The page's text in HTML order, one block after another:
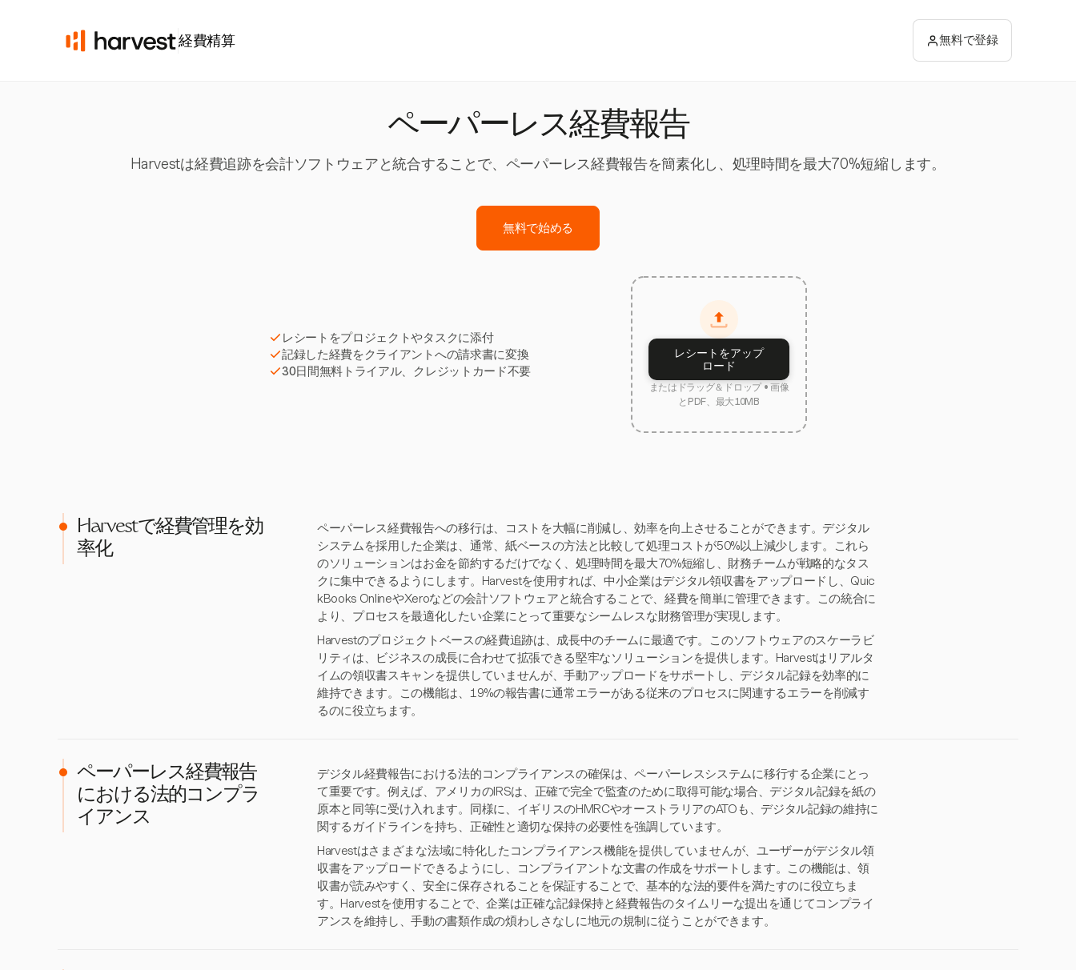
経費精算 無料で登録
ペーパーレス経費報告
Harvestは経費追跡を会計ソフトウェアと統合することで、ペーパーレス経費報告を簡素化し、処理時間を最大70%短縮します。
無料で始める
レシートをプロジェクトやタスクに添付
記録した経費をクライアントへの請求書に変換
30日間無料トライアル、クレジットカード不要
レシートをアップ
ロード
またはドラッグ＆ドロップ • 画像
とPDF、最大10MB
Harvestで経費管理を効
率化
ペーパーレス経費報告への移行は、コストを大幅に削減し、効率を向上させることができます。デジタル
システムを採用した企業は、通常、紙ベースの方法と比較して処理コストが50%以上減少します。これら
のソリューションはお金を節約するだけでなく、処理時間を最大70%短縮し、財務チームが戦略的なタス
クに集中できるようにします。Harvestを使用すれば、中小企業はデジタル領収書をアップロードし、Quic
kBooks OnlineやXeroなどの会計ソフトウェアと統合することで、経費を簡単に管理できます。この統合に
より、プロセスを最適化したい企業にとって重要なシームレスな財務管理が実現します。
Harvestのプロジェクトベースの経費追跡は、成長中のチームに最適です。このソフトウェアのスケーラビ
リティは、ビジネスの成長に合わせて拡張できる堅牢なソリューションを提供します。Harvestはリアルタ
イムの領収書スキャンを提供していませんが、手動アップロードをサポートし、デジタル記録を効率的に
維持できます。この機能は、19%の報告書に通常エラーがある従来のプロセスに関連するエラーを削減す
るのに役立ちます。
ペーパーレス経費報告
における法的コンプラ
イアンス
デジタル経費報告における法的コンプライアンスの確保は、ペーパーレスシステムに移行する企業にとっ
て重要です。例えば、アメリカのIRSは、正確で完全で監査のために取得可能な場合、デジタル記録を紙の
原本と同等に受け入れます。同様に、イギリスのHMRCやオーストラリアのATOも、デジタル記録の維持に
関するガイドラインを持ち、正確性と適切な保持の必要性を強調しています。
Harvestはさまざまな法域に特化したコンプライアンス機能を提供していませんが、ユーザーがデジタル領
収書をアップロードできるようにし、コンプライアントな文書の作成をサポートします。この機能は、領
収書が読みやすく、安全に保存されることを保証することで、基本的な法的要件を満たすのに役立ちま
す。Harvestを使用することで、企業は正確な記録保持と経費報告のタイムリーな提出を通じてコンプライ
アンスを維持し、手動の書類作成の煩わしさなしに地元の規制に従うことができます。